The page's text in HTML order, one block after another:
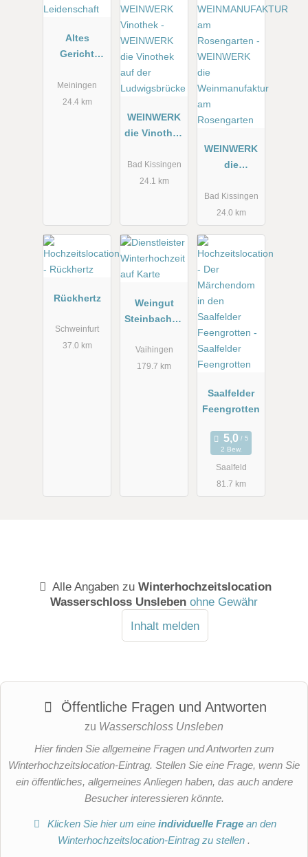
Altes
Gericht
aus
Leidenschaf
Meiningen
24.4 km
WEINWERK
die Vinothek
Ludwigsbrü
cke
Bad Kissingen
24.1 km
WEINWERK
die
ktur am
Rosengarten
Bad Kissingen
24.0 km
Rückhertz
Schweinfurt
37.0 km
Weingut
Steinbachho
Stuttgart
Vaihingen
179.7 km
Saalfelder
Feengrotten
2 Bew.
Saalfeld
81.7 km
Alle Angaben zu Winterhochzeitslocation
Wasserschloss Unsleben ohne Gewähr
Inhalt melden
Öffentliche Fragen und Antworten
zu Wasserschloss Unsleben
Hier finden Sie allgemeine Fragen und Antworten zum
Winterhochzeitslocation-Eintrag. Stellen Sie eine Frage, wenn Sie
ein öffentliches, allgemeines Anliegen haben, das auch andere
Besucher interessieren könnte.
Klicken Sie hier um eineindividuelle Frage an den
Winterhochzeitslocation-Eintrag zu stellen .